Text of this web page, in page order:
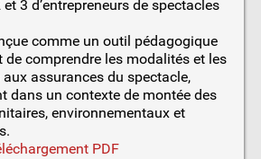
3 d’entrepreneurs de spectacles
comme un outil pédagogique
de comprendre les modalités et les
assurances du spectacle,
dans un contexte de montée des
environnementaux et
PDF